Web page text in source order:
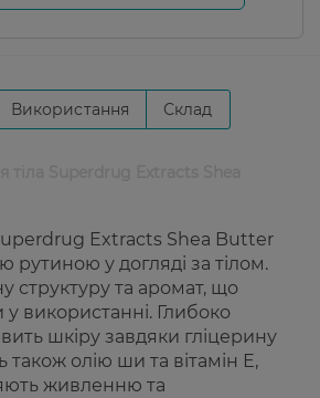
Використання Склад
Extracts Shea Butter
рутиною у догляді за тілом.
структуру та аромат, що
використанні. Глибоко
шкіру завдяки гліцерину
також олію ши та вітамін Е,
живленню та